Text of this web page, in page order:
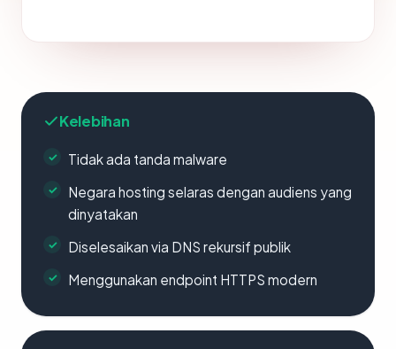
Kelebihan
Tidak ada tanda malware
Negara hosting selaras dengan audiens yang
dinyatakan
Diselesaikan via DNS rekursif publik
Menggunakan endpoint HTTPS modern